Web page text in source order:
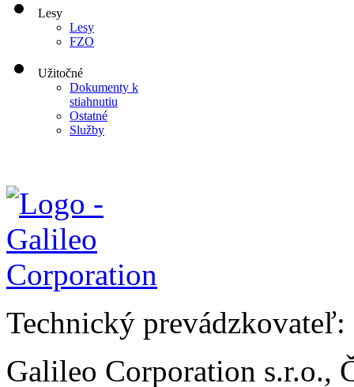
Lesy
Lesy
FZO
Užitočné
Dokumenty k
stiahnutiu
Ostatné
Služby
Technický prevádzkovateľ:
Galileo Corporation s.r.o.,